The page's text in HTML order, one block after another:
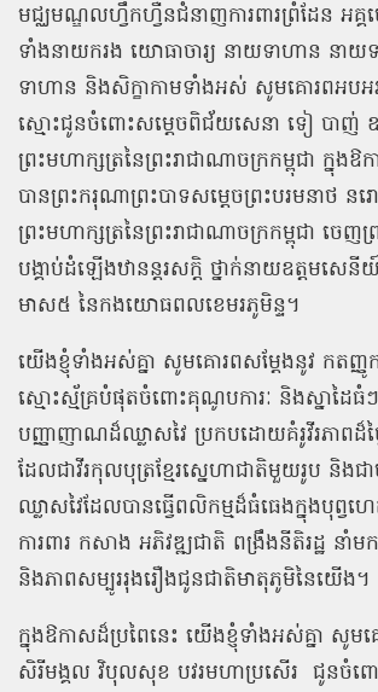
មជ្ឈមណ្ឌលហ្វឹកហ្វឺនជំនាញការពារព្រំដែន អគ្គម
ទាំងនាយករង យោធាចារ្យ នាយទាហាន នា
ទាហាន និងសិក្ខាកាមទាំងអស់ សូមគោរពអប
ស្មោះជូនចំពោះសម្ដេចពិជ័យសេនា ទៀ បាញ់ ឧត្
ព្រះមហាក្សត្រនៃព្រះរាជាណាចក្រកម្ពុជា ក្នុង
បានព្រះករុណាព្រះបាទសម្តេចព្រះបរមនាថ
ព្រះមហាក្សត្រនៃព្រះរាជាណាចក្រកម្ពុជា ចេញព្
បង្គាប់ដំឡើងឋានន្តរសក្តិ ថ្នាក់នាយឧត្តមសេ
មាស៥ នៃកងយោធពលខេមរភូមិន្ទ។
យើងខ្ញុំទាំងអស់គ្នា សូមគោរពសម្តែងនូវ កតញ្
ស្មោះស្ម័គ្របំផុតចំពោះគុណូបការៈ និងស្នាដៃ
បញ្ញាញាណដ៏ឈ្លាសវៃ ប្រកបដោយគំរូវីរភាពដ៏ថ្ល
ដែលជាវីរកុលបុត្រខ្មែរស្នេហាជាតិមួយរូប និងជា
ឈ្លាសវៃដែលបានធ្វើពលិកម្មដ៏ធំធេងក្នុងបុព្វហ
ការពារ កសាង អភិវឌ្ឍជាតិ ពង្រឹងនីតិរដ្ឋ នាំ
និងភាពសម្បូររុងរឿងជូនជាតិមាតុភូមិនៃយើង។
ក្នុងឱកាសដ៏ប្រពៃនេះ យើងខ្ញុំទាំងអស់គ្នា សូម
សិរីមង្គល វិបុលសុខ បវរមហាប្រសើរ ជូនចំព